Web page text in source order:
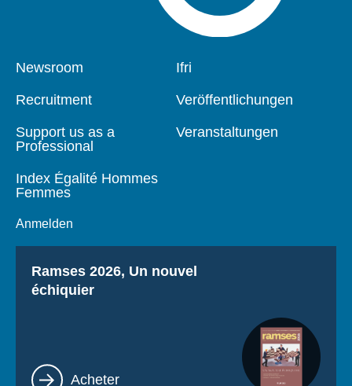
Pied
Newsroom
Recruitment
Support us as a
Professional
Index Égalité Hommes
Femmes
Anmelden
Navigation
Ifri
Veröffentlichungen
Veranstaltungen
Titre
Ramses 2026, Un nouvel
échiquier
Lien
Acheter